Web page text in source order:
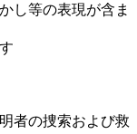
し等の表現が含ま
者の捜索および救